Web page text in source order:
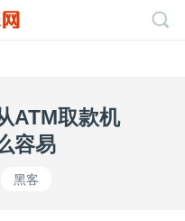
ATM取款机
容易
黑客